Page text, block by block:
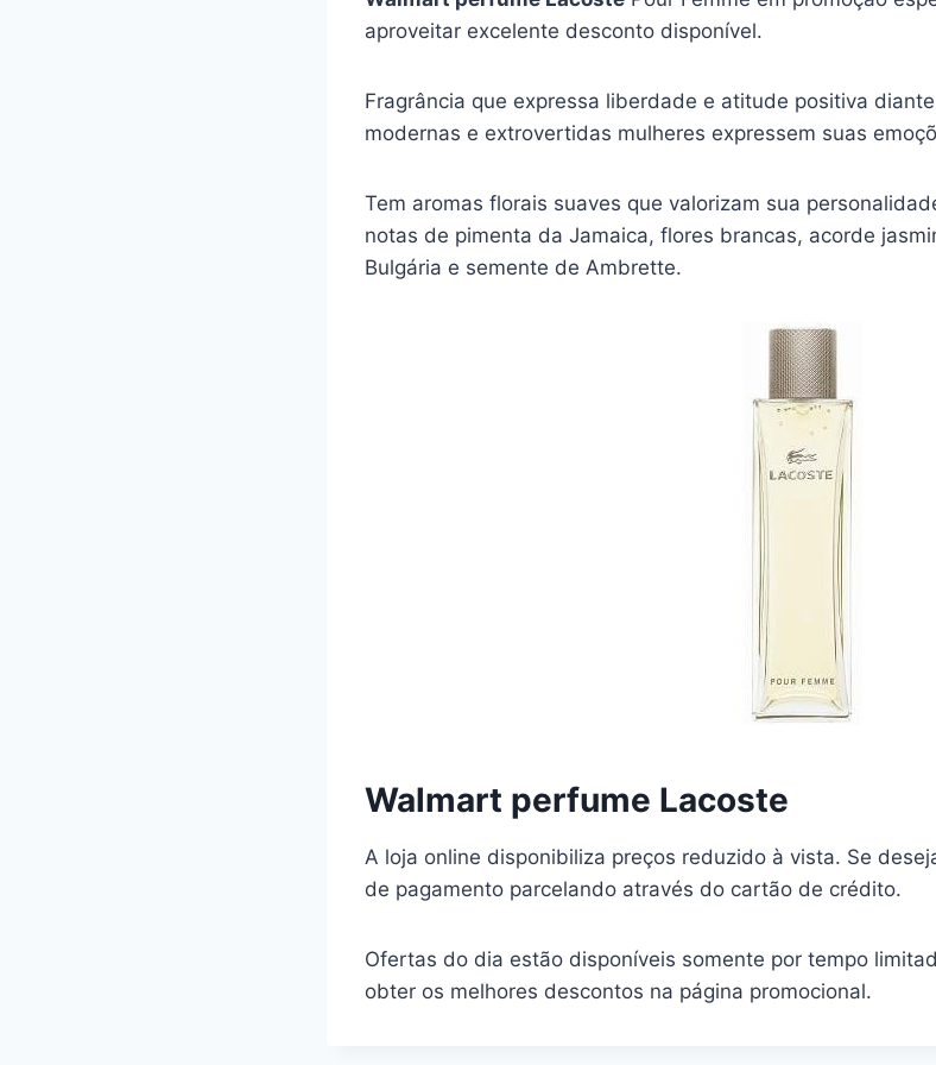
aproveitar excelente desconto disponível.
Fragrância que expressa liberdade e atitude positiva
modernas e extrovertidas mulheres expressem suas
Tem aromas florais suaves que valorizam sua
notas de pimenta da Jamaica, flores brancas, acorde
Bulgária e semente de Ambrette.
Walmart perfume Lacoste
A loja online disponibiliza preços reduzido à vista. Se
de pagamento parcelando através do cartão de crédito.
Ofertas do dia estão disponíveis somente por tempo
obter os melhores descontos na página promocional.